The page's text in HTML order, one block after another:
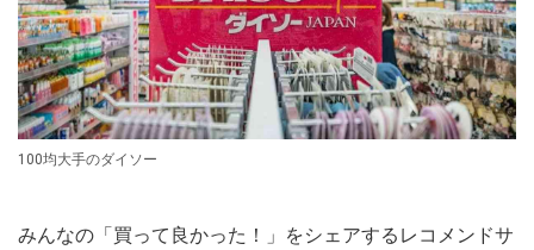
100均大手のダイソー
みんなの「買って良かった！」をシェアするレコメンドサ